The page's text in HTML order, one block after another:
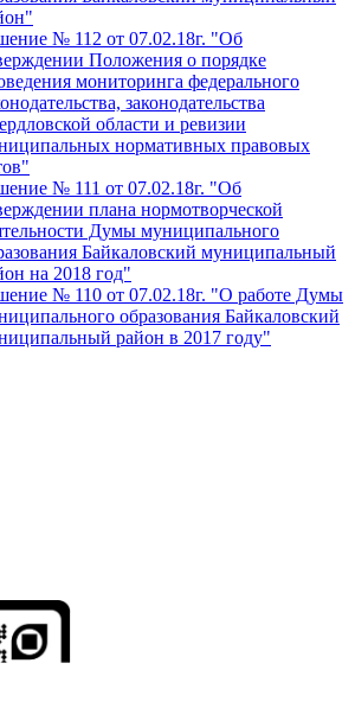
№ 112 от 07.02.18г. "Об
Положения о порядке
мониторинга федерального
законодательства
области и ревизии
нормативных правовых
№ 111 от 07.02.18г. "Об
плана нормотворческой
Думы муниципального
Байкаловский муниципальный
на 2018 год"
№ 110 от 07.02.18г. "О работе Думы
образования Байкаловский
район в 2017 году"